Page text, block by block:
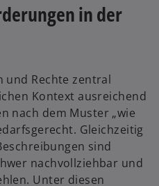
in der
und Rechte zentral
Kontext ausreichend
nach dem Muster „wie
Gleichzeitig
sind
nachvollziehbar und
Unter diesen